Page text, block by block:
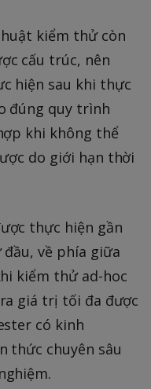
kiểm thử còn
cấu trúc, nên
hiện sau khi thực
đúng quy trình
khi không thể
do giới hạn thời
thực hiện gần
về phía giữa
kiểm thử ad-hoc
giá trị tối đa được
có kinh
thức chuyên sâu